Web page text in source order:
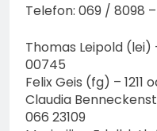
Telefon: 069 / 8098
Thomas Leipold (lei)
00745
Felix Geis (fg) – 1211
Claudia
066 23109